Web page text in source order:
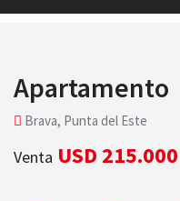
Apartamento
Brava, Punta del Este
Venta USD 215.000